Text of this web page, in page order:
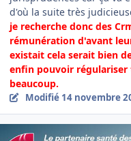
d'où la suite très
je recherche donc des
rémunération d'avant
existait cela serait bien
enfin pouvoir régulariser
beaucoup.
Modifié 14 novembre